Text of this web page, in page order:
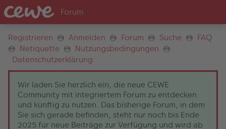
Registrieren Anmelden Forum Suche
FAQ
Netiquette
Nutzungsbedingungen
Datenschutzerklärung
Wir laden Sie herzlich ein, die neue CEWE
Community mit integriertem Forum zu entdecken
und künftig zu nutzen. Das bisherige Forum, in dem
Sie sich gerade befinden, steht nur noch bis Ende
2025 für neue Beiträge zur Verfügung und wird ab